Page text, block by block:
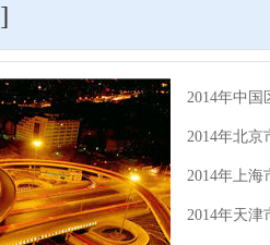
]
2014年中国
2014年北京
2014年上海
2014年天津